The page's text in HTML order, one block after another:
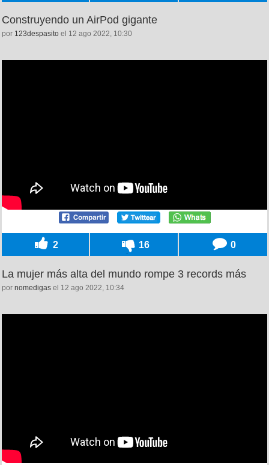
Construyendo un AirPod gigante
por 123despasito el 12 ago 2022, 10:30
2 16 0
La mujer más alta del mundo rompe 3 records más
por nomedigas el 12 ago 2022, 10:34